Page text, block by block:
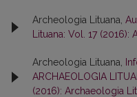
Archeologia Lituana,
Lituana: Vol. 17
Archeologia Lituana,
ARCHAEOLOGIA
(2016): Archaeologia